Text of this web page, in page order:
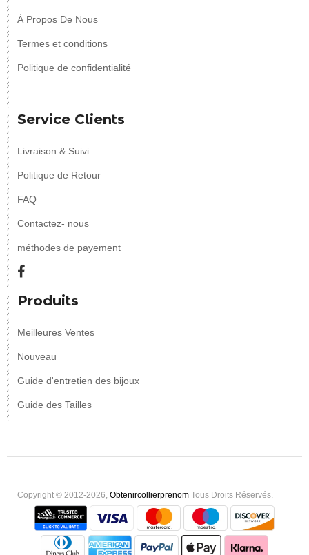
À Propos De Nous
Termes et conditions
Politique de confidentialité
Service Clients
Livraison & Suivi
Politique de Retour
FAQ
Contactez- nous
méthodes de payement
Produits
Meilleures Ventes
Nouveau
Guide d'entretien des bijoux
Guide des Tailles
Copyright © 2012-2026, Obtenircollierprenom Tous Droits Réservés.